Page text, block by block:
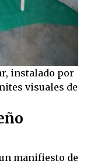
instalado por
visuales de
manifiesto de